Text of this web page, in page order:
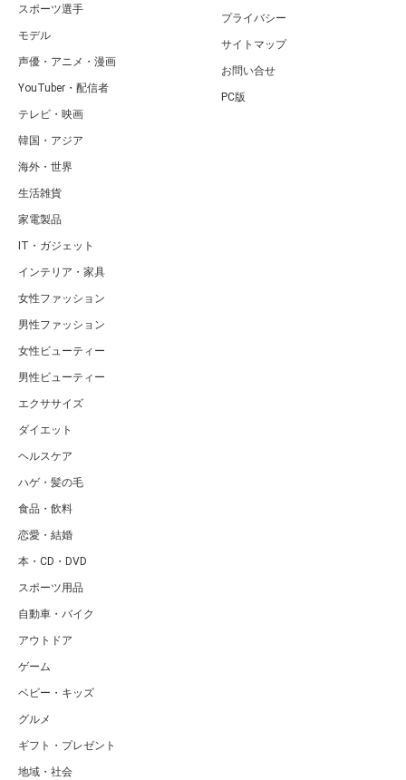
スポーツ選手
モデル
声優・アニメ・漫画
YouTuber・配信者
テレビ・映画
韓国・アジア
海外・世界
生活雑貨
家電製品
IT・ガジェット
インテリア・家具
女性ファッション
男性ファッション
女性ビューティー
男性ビューティー
エクササイズ
ダイエット
ヘルスケア
ハゲ・髪の毛
食品・飲料
恋愛・結婚
本・CD・DVD
スポーツ用品
自動車・バイク
アウトドア
ゲーム
ベビー・キッズ
グルメ
ギフト・プレゼント
地域・社会
プライバシー
サイトマップ
お問い合せ
PC版